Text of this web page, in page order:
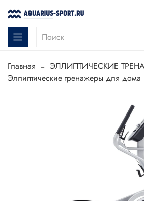
Главная
ЭЛЛИПТИЧЕСКИЕ
Эллиптические тренажеры для дома